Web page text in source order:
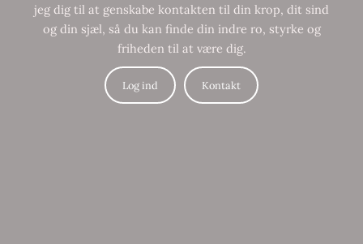
jeg dig til at genskabe kontakten til din krop, dit sind
og din sjæl, så du kan finde din indre ro, styrke og
friheden til at være dig.
Log ind Kontakt